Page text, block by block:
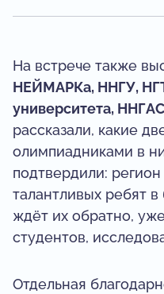
На встрече также
НЕЙМАРКа, ННГУ,
университета,
рассказали, какие
олимпиадниками в
подтвердили:
талантливых ребят
ждёт их обратно,
студентов,
Отдельная